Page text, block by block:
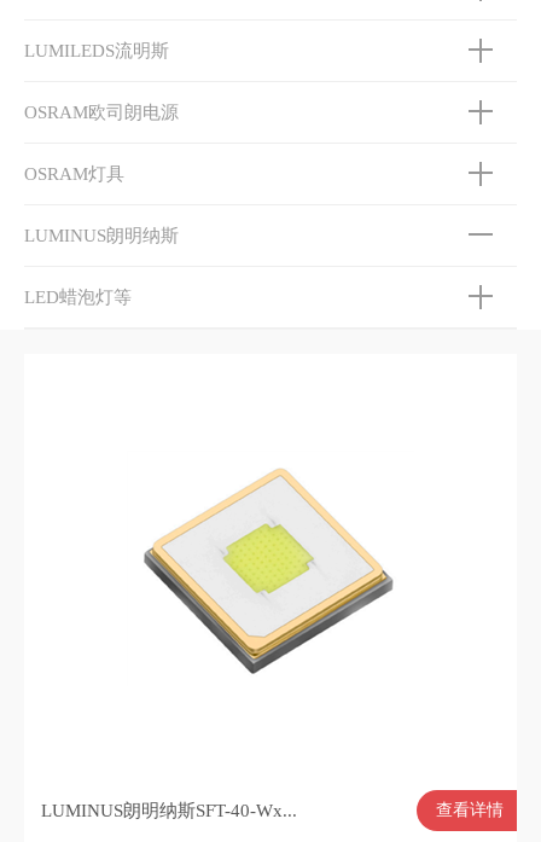
LUMILEDS流明斯
OSRAM欧司朗电源
OSRAM灯具
LUMINUS朗明纳斯
LED蜡泡灯等
LUMINUS朗明纳斯SFT-40-Wx... 查看详情